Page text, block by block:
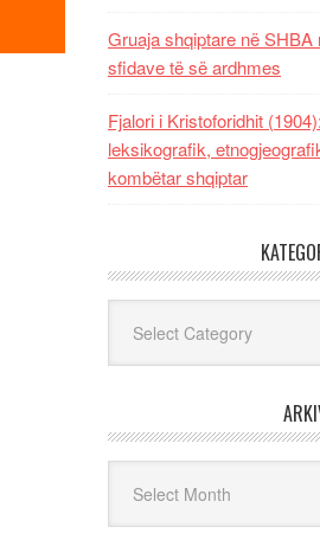
Gruaja shqiptare në
sfidave të së ardhmes
Fjalori i Kristoforidhit
leksikografik,
kombëtar shqiptar